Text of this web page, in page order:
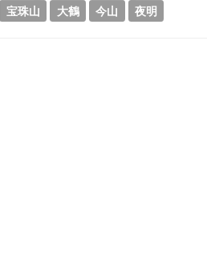
宝珠山 大鶴 今山 夜明